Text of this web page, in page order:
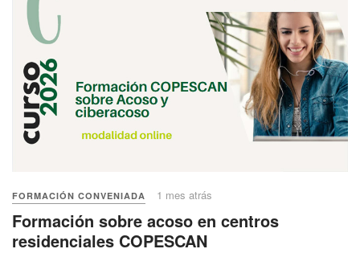
FORMACIÓN CONVENIADA 1 mes atrás
Formación sobre acoso en centros
residenciales COPESCAN